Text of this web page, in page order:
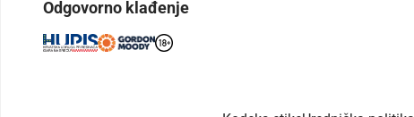
Odgovorno klađenje